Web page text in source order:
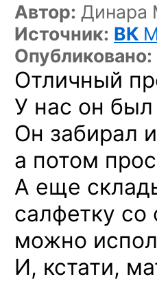
Автор: Динара
Источник: ВК
Опубликовано:
Отличный
У нас он
Он забирал
а потом
А еще
салфетку
можно
И, кстати,